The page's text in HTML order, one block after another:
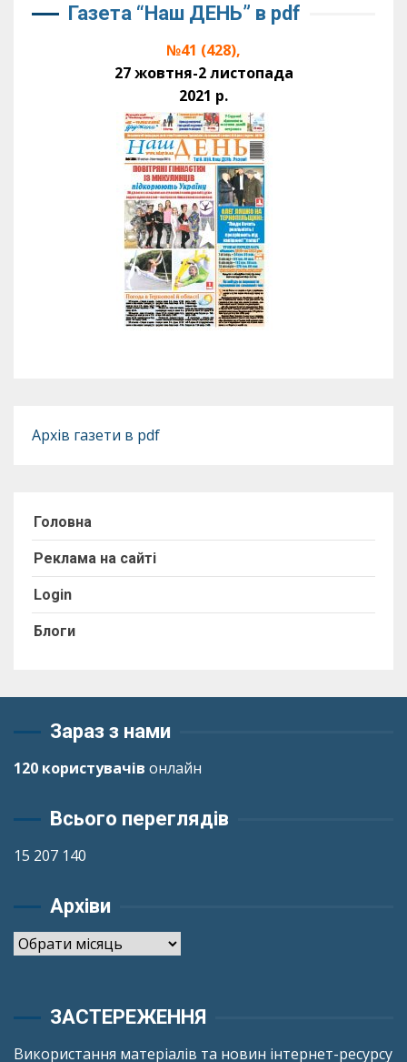
Газета “Наш ДЕНЬ” в pdf
№41 (428),
27 жовтня-2 листопада
2021 р.
Архів газети в pdf
Головна
Реклама на сайті
Login
Блоги
Зараз з нами
120 користувачів онлайн
Всього переглядів
15 207 140
Архіви
Архіви
ЗАСТЕРЕЖЕННЯ
Використання матеріалів та новин інтернет-ресурсу